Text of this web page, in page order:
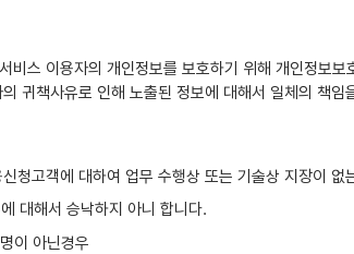
비스 이용자의 개인정보를 보호하기 위해 개인정보
귀책사유로 인해 노출된 정보에 대해서 일체의 책임
청고객에 대하여 업무 수행상 또는 기술상 지장이 없
대해서 승낙하지 아니 합니다.
이 아닌경우